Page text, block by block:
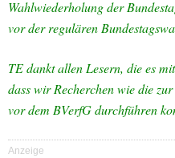
Wahlwiederholung der
vor der regulären
TE dankt allen Lesern, die es mit
dass wir Recherchen wie die
vor dem BVerfG durchführen
Anzeige